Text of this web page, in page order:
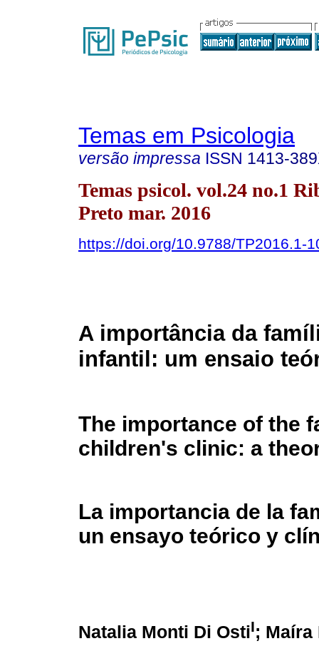
Temas em Psicologia
versão impressa ISSN 1413-
Temas psicol. vol.24 no.1
Preto mar. 2016
https://doi.org/10.9788/TP2016.1-
A importância da
infantil: um ensaio
The importance of the
children's clinic: a
La importancia de la
un ensayo teórico y
Natalia Monti Di OstiI; Maíra